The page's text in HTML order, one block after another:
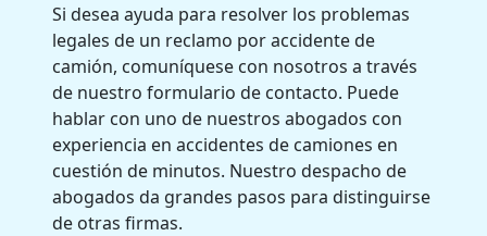
Si desea ayuda para resolver los problemas
legales de un reclamo por accidente de
camión, comuníquese con nosotros a través
de nuestro formulario de contacto. Puede
hablar con uno de nuestros abogados con
experiencia en accidentes de camiones en
cuestión de minutos. Nuestro despacho de
abogados da grandes pasos para distinguirse
de otras firmas.